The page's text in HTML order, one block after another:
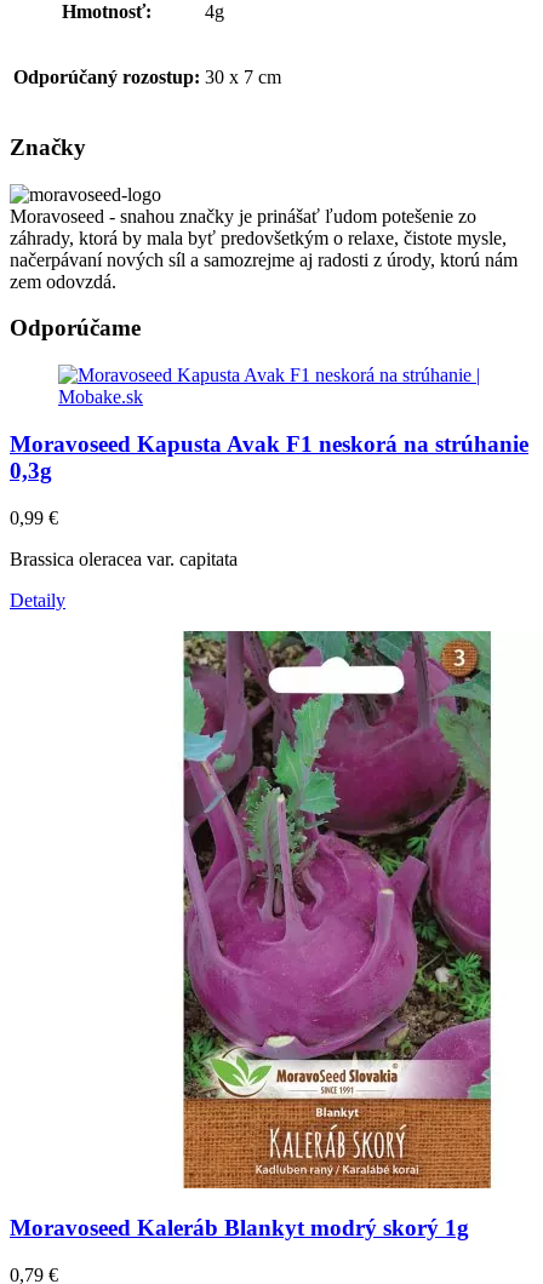
Hmotnosť: 4g
Odporúčaný rozostup: 30 x 7 cm
Značky
Moravoseed - snahou značky je prinášať ľudom potešenie zo
záhrady, ktorá by mala byť predovšetkým o relaxe, čistote mysle,
načerpávaní nových síl a samozrejme aj radosti z úrody, ktorú nám
zem odovzdá.
Odporúčame
Moravoseed Kapusta Avak F1 neskorá na strúhanie
0,3g
0,99 €
Brassica oleracea var. capitata
Detaily
Moravoseed Kaleráb Blankyt modrý skorý 1g
0,79 €